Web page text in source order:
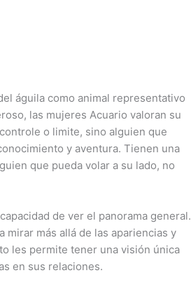
águila como animal representativo
las mujeres Acuario valoran su
o limite, sino alguien que
y aventura. Tienen una
que pueda volar a su lado, no
de ver el panorama general.
mirar más allá de las apariencias y
les permite tener una visión única
en sus relaciones.